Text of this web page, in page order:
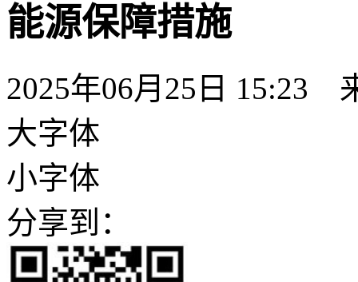
能源保障措施
2025年06月25日 15:23
大字体
小字体
分享到：